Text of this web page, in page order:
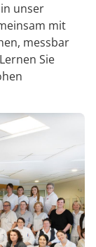
unser
mit
messbar
Sie